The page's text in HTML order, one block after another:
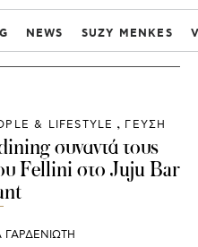
NEWS SUZY MENKES
& LIFESTYLE ΓΕΥΣΗ
συναντά τους
Fellini στο Juju Bar